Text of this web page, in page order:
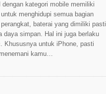
kategori mobile memiliki
menghidupi semua bagian
baterai yang dimiliki pasti
daya simpan. Hal ini juga berlaku
Khususnya untuk iPhone, pasti
kamu…